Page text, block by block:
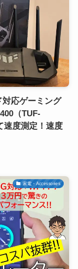
応ゲーミング
（TUF-
速度測定！速度
家電・Accessories